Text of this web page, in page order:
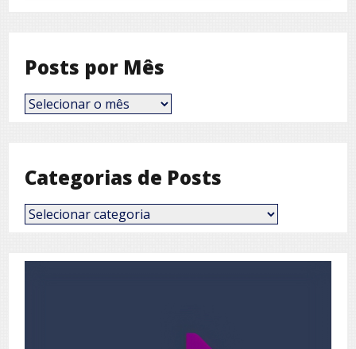
Posts por Mês
Posts
por
Categorias de Posts
Categorias
de